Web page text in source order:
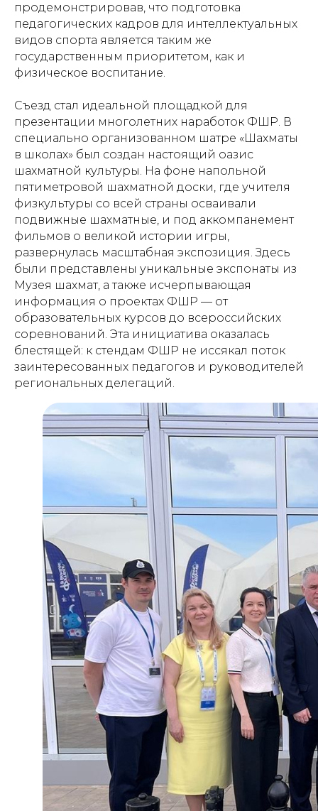
продемонстрировав, что подготовка
педагогических кадров для интеллектуальных
видов спорта является таким же
государственным приоритетом, как и
физическое воспитание.
Съезд стал идеальной площадкой для
презентации многолетних наработок ФШР. В
специально организованном шатре «Шахматы
в школах» был создан настоящий оазис
шахматной культуры. На фоне напольной
пятиметровой шахматной доски, где учителя
физкультуры со всей страны осваивали
подвижные шахматные, и под аккомпанемент
фильмов о великой истории игры,
развернулась масштабная экспозиция. Здесь
были представлены уникальные экспонаты из
Музея шахмат, а также исчерпывающая
информация о проектах ФШР — от
образовательных курсов до всероссийских
соревнований. Эта инициатива оказалась
блестящей: к стендам ФШР не иссякал поток
заинтересованных педагогов и руководителей
региональных делегаций.